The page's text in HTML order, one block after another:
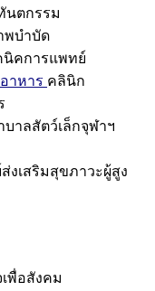
นตกรรม
พบำบัด
นิคการแพทย์
าหาร คลินิก
บาลสัตว์เล็กจุฬาฯ
งเสริมสุขภาวะผู้สูง
พื่อสังคม